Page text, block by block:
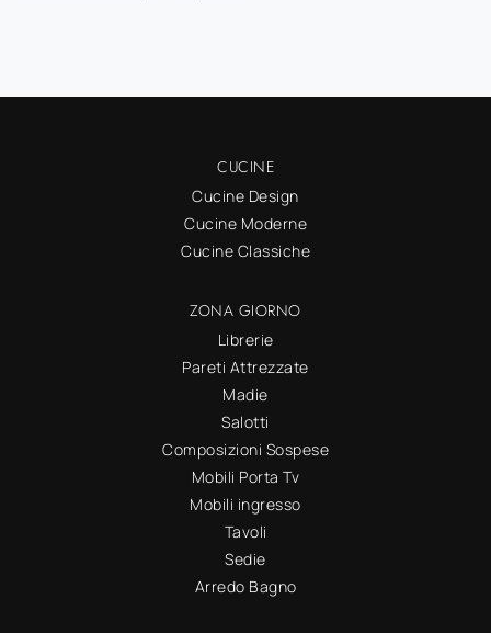
CUCINE
Cucine Design
Cucine Moderne
Cucine Classiche
ZONA GIORNO
Librerie
Pareti Attrezzate
Madie
Salotti
Composizioni Sospese
Mobili Porta Tv
Mobili ingresso
Tavoli
Sedie
Arredo Bagno